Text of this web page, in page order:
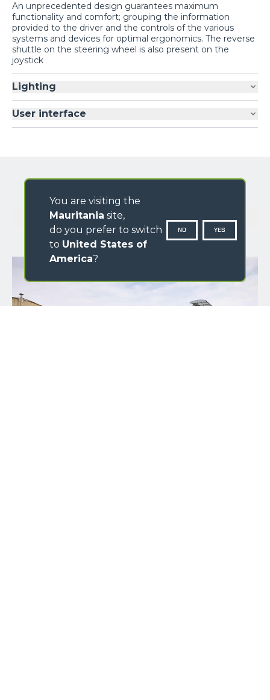
GALLERY
An unprecedented design guarantees maximum
functionality and comfort; grouping the information
provided to the driver and the controls of the various
systems and devices for optimal ergonomics. The reverse
shuttle on the steering wheel is also present on the
joystick
Lighting
User interface
You are visiting the
Mauritania site,
do you prefer to switch
to United States of
America?
NO YES